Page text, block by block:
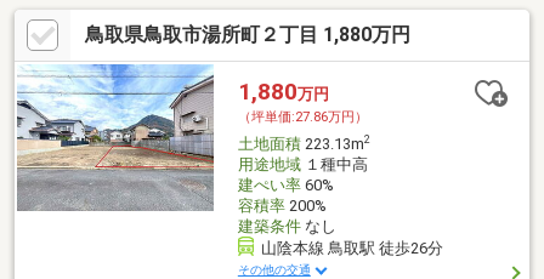
3857
鳥取県鳥取市湯所町２丁目 1,880万円
1,880万円
（坪単価:27.86万円）
土地面積223.13m2
用途地域１種中高
建ぺい率60%
容積率200%
建築条件なし
山陰本線 鳥取駅 徒歩26分
その他の交通